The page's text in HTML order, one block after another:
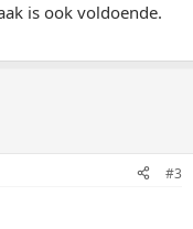
is ook voldoende.
#3